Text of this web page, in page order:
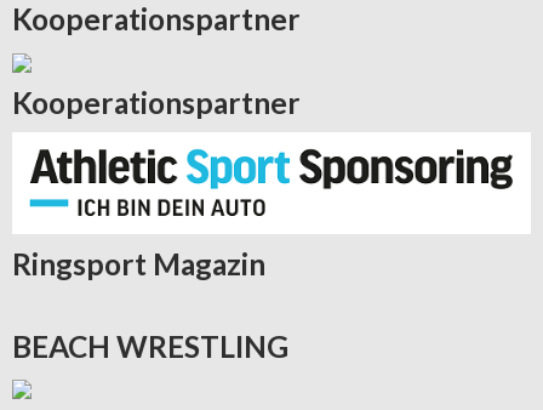
Kooperationspartner
Kooperationspartner
Ringsport Magazin
BEACH WRESTLING